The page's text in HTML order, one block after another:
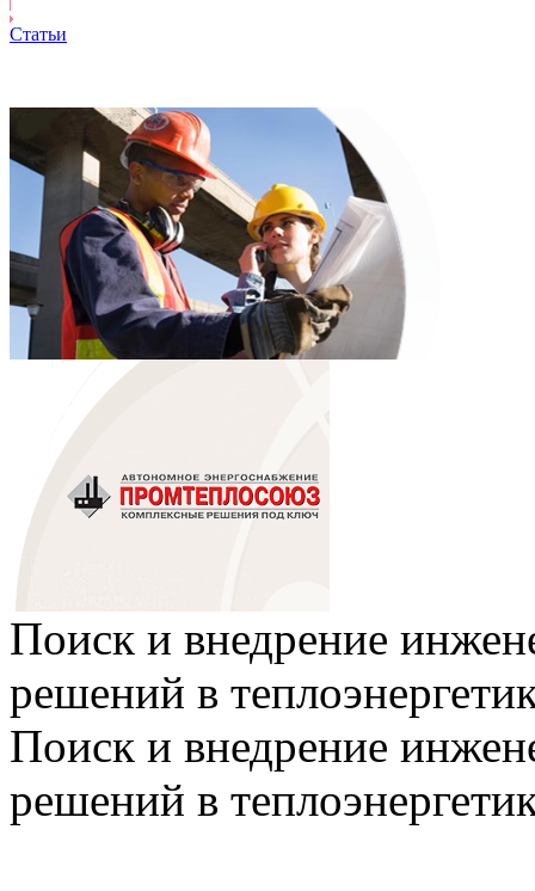
Статьи
Поиск и внедрение
решений в
Поиск и внедрение
решений в